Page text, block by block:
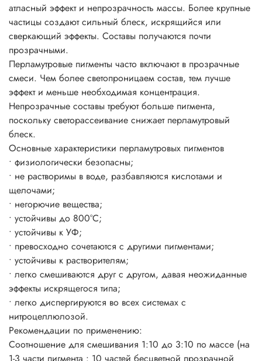
основы, лака, краски, геля и т.д.)
Пропорции смешивания напрямую зависят от желаемого
эффекта, насколько сильно вы желаете проявить свойства
пигмента на окрашиваемой поверхности.
Блеск цвет и эффекты появляется уже при 3-5%-ном
использовании пигмента от общей массы рабочего
состава.
атласный эффект и непрозрачность массы. Более крупные
частицы создают сильный блеск, искрящийся или
сверкающий эффекты. Составы получаются почти
прозрачными.
Перламутровые пигменты часто включают в прозрачные
смеси. Чем более светопроницаем состав, тем лучше
эффект и меньше необходимая концентрация.
Непрозрачные составы требуют больше пигмента,
поскольку светорассеивание снижает перламутровый
блеск.
Основные характеристики перламутровых пигментов
• физиологически безопасны;
• не растворимы в воде, разбавляются кислотами и
щелочами;
• негорючие вещества;
• устойчивы до 800°C;
• устойчивы к УФ;
• превосходно сочетаются с другими пигментами;
• устойчивы к растворителям;
• легко смешиваются друг с другом, давая неожиданные
эффекты искрящегося типа;
• легко диспергируются во всех системах с
нитроцеллюлозой.
Рекомендации по применению:
Соотношение для смешивания 1:10 до 3:10 по массе (на